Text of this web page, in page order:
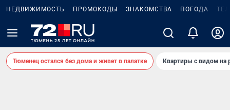
НЕДВИЖИМОСТЬ ПРОМОКОДЫ ЗНАКОМСТВА ПОГОДА
Тюменец остался без дома и живет в палатке Квартиры с видом на